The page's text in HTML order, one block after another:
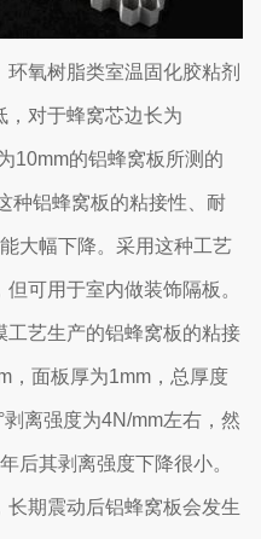
氧树脂类室温固化胶粘剂
，对于蜂窝芯边长为
10mm的铝蜂窝板所测的
种铝蜂窝板的粘接性、耐
大幅下降。采用这种工艺
可用于室内做装饰隔板。
工艺生产的铝蜂窝板的粘接
，面板厚为1mm，总厚度
离强度为4N/mm左右，然
后其剥离强度下降很小。
期震动后铝蜂窝板会发生